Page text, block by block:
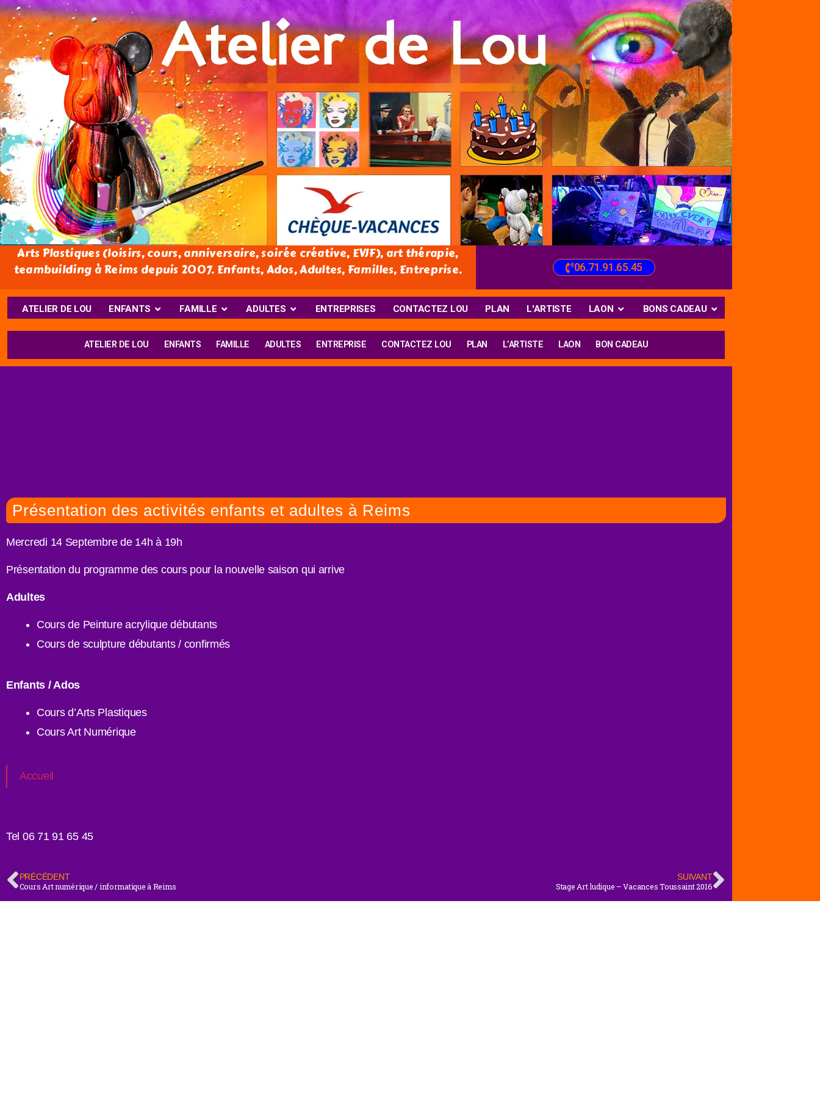
Arts Plastiques (loisirs, cours, anniversaire, soirée créative, EVJF), art thérapie,
teambuilding à Reims depuis 2007. Enfants, Ados, Adultes, Familles, Entreprise.
06.71.91.65.45
ATELIER DE LOU ENFANTS FAMILLE ADULTES ENTREPRISES CONTACTEZ LOU PLAN L'ARTISTE LAON BONS CADEAU
ATELIER DE LOU ENFANTS FAMILLE ADULTES ENTREPRISE CONTACTEZ LOU PLAN L’ARTISTE LAON BON CADEAU
Présentation des activités enfants et adultes à Reims
Mercredi 14 Septembre de 14h à 19h
Présentation du programme des cours pour la nouvelle saison qui arrive
Adultes
Cours de Peinture acrylique débutants
Cours de sculpture débutants / confirmés
Enfants / Ados
Cours d’Arts Plastiques
Cours Art Numérique
Accueil
Tel 06 71 91 65 45
PRÉCÉDENT
Cours Art numérique / informatique à Reims
SUIVANT
Stage Art ludique – Vacances Toussaint 2016